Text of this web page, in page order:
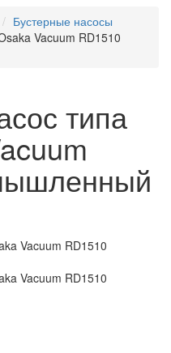
Бустерные насосы
Vacuum RD1510
типа